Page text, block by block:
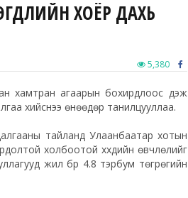
ХОЁР ДАХЬ
5,380
хамтран агаарын бохирдлоос үүдэж
хийснээ өнөөдөр танилцууллаа.
тайланд Улаанбаатар хотын
холбоотой хүүхдийн өвчлөлийг
жил бүр 4.8 тэрбум төгрөгийн